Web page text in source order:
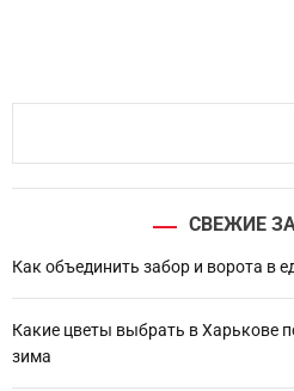
h
СВЕЖИЕ
Как объединить забор и ворота в
Какие цветы выбрать в Харькове
зима